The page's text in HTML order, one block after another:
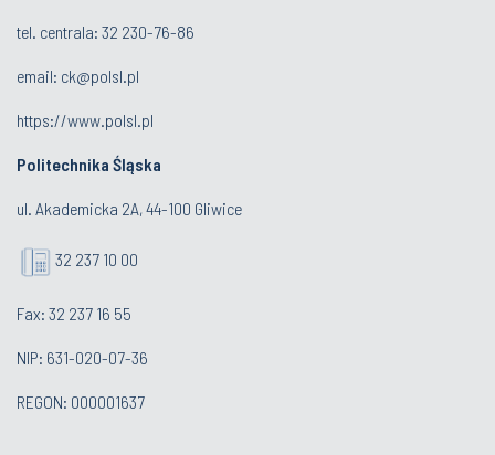
tel. centrala: 32 230-76-86
email: ck@polsl.pl
https://www.polsl.pl
Politechnika Śląska
ul. Akademicka 2A, 44-100 Gliwice
32 237 10 00
Fax: 32 237 16 55
NIP: 631-020-07-36
REGON: 000001637